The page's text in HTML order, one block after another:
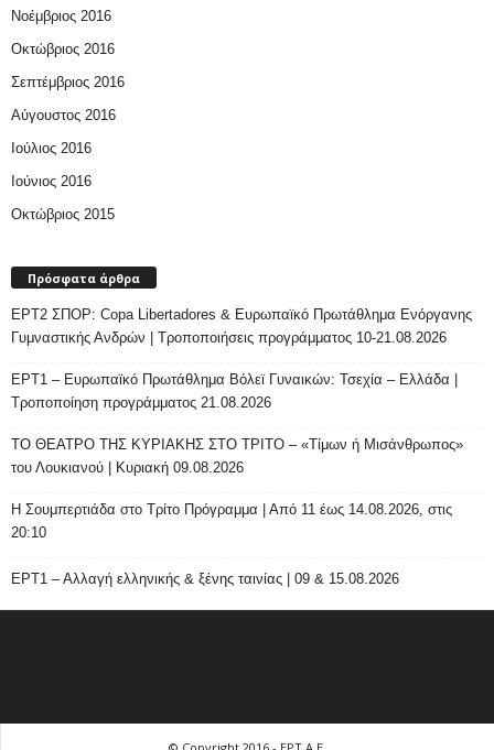
Νοέμβριος 2016
Οκτώβριος 2016
Σεπτέμβριος 2016
Αύγουστος 2016
Ιούλιος 2016
Ιούνιος 2016
Οκτώβριος 2015
Πρόσφατα άρθρα
ΕΡΤ2 ΣΠΟΡ: Copa Libertadores & Ευρωπαϊκό Πρωτάθλημα Ενόργανης
Γυμναστικής Ανδρών | Τροποποιήσεις προγράμματος 10-21.08.2026
ΕΡΤ1 – Ευρωπαϊκό Πρωτάθλημα Βόλεϊ Γυναικών: Τσεχία – Ελλάδα |
Τροποποίηση προγράμματος 21.08.2026
ΤΟ ΘΕΑΤΡΟ ΤΗΣ ΚΥΡΙΑΚΗΣ ΣΤΟ ΤΡΙΤΟ – «Τίμων ή Μισάνθρωπος»
του Λουκιανού | Κυριακή 09.08.2026
H Σουμπερτιάδα στο Τρίτο Πρόγραμμα | Από 11 έως 14.08.2026, στις
20:10
ΕΡΤ1 – Αλλαγή ελληνικής & ξένης ταινίας | 09 & 15.08.2026